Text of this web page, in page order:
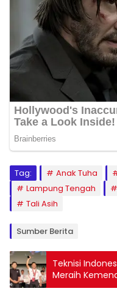
Tag: Anak Tuha
Lampung Tengah
Tali Asih
Sumber Berita
Teknisi
Meraih
Dunia di